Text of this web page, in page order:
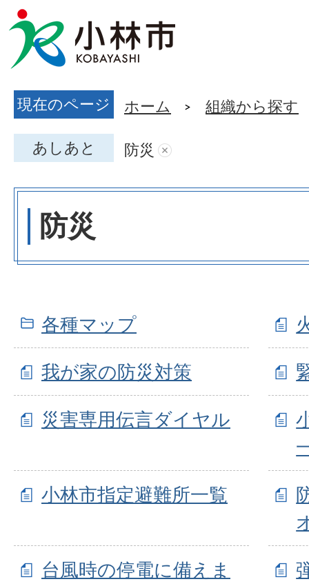
現在のページ ホーム 組織から探す
あしあと 防災
防災
各種マップ
我が家の防災対策
災害専用伝言ダイヤル
小林市指定避難所一覧
台風時の停電に備えま